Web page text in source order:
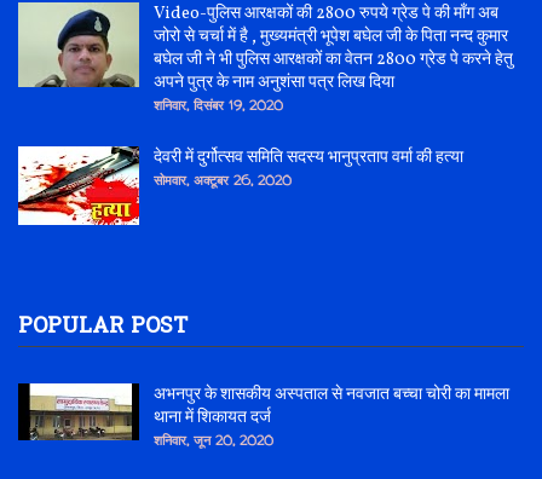
Video-पुलिस आरक्षकों की 2800 रुपये ग्रेड पे की माँग अब
जोरो से चर्चा में है , मुख्यमंत्री भूपेश बघेल जी के पिता नन्द कुमार
बघेल जी ने भी पुलिस आरक्षकों का वेतन 2800 ग्रेड पे करने हेतु
अपने पुत्र के नाम अनुशंसा पत्र लिख दिया
शनिवार, दिसंबर 19, 2020
देवरी में दुर्गोत्सव समिति सदस्य भानुप्रताप वर्मा की हत्या
सोमवार, अक्टूबर 26, 2020
POPULAR POST
अभनपुर के शासकीय अस्पताल से नवजात बच्चा चोरी का मामला
थाना में शिकायत दर्ज
शनिवार, जून 20, 2020